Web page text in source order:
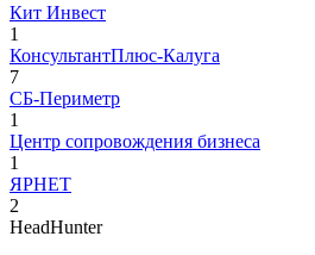
Кит Инвест
1
КонсультантПлюс-Калуга
7
СБ-Периметр
1
Центр сопровождения бизнеса
1
ЯРНЕТ
2
HeadHunter